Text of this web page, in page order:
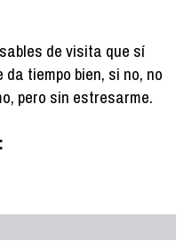
de visita que sí
da tiempo bien, si no, no
pero sin estresarme.